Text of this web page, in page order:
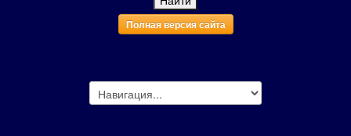
Полная версия сайта